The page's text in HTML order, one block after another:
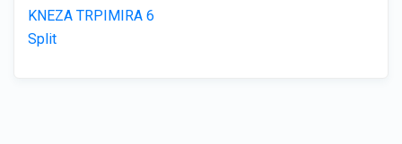
KNEZA TRPIMIRA 6
Split